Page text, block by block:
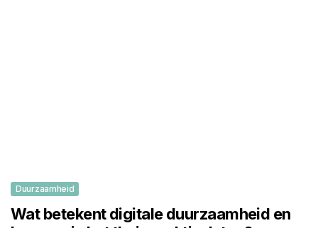
Duurzaamheid
Wat betekent digitale duurzaamheid en